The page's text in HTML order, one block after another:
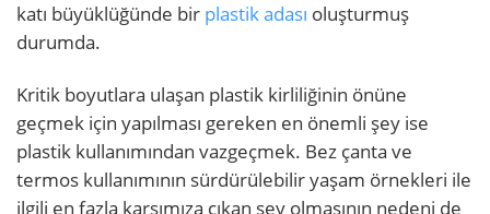
katı büyüklüğünde bir plastik adası oluşturmuş
durumda.
Kritik boyutlara ulaşan plastik kirliliğinin önüne
geçmek için yapılması gereken en önemli şey ise
plastik kullanımından vazgeçmek. Bez çanta ve
termos kullanımının sürdürülebilir yaşam örnekleri ile
ilgili en fazla karşımıza çıkan şey olmasının nedeni de